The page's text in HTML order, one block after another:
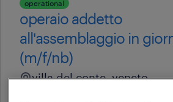
operational
operaio addetto
all'assemblaggio in
(m/f/nb)
villa del conte, veneto